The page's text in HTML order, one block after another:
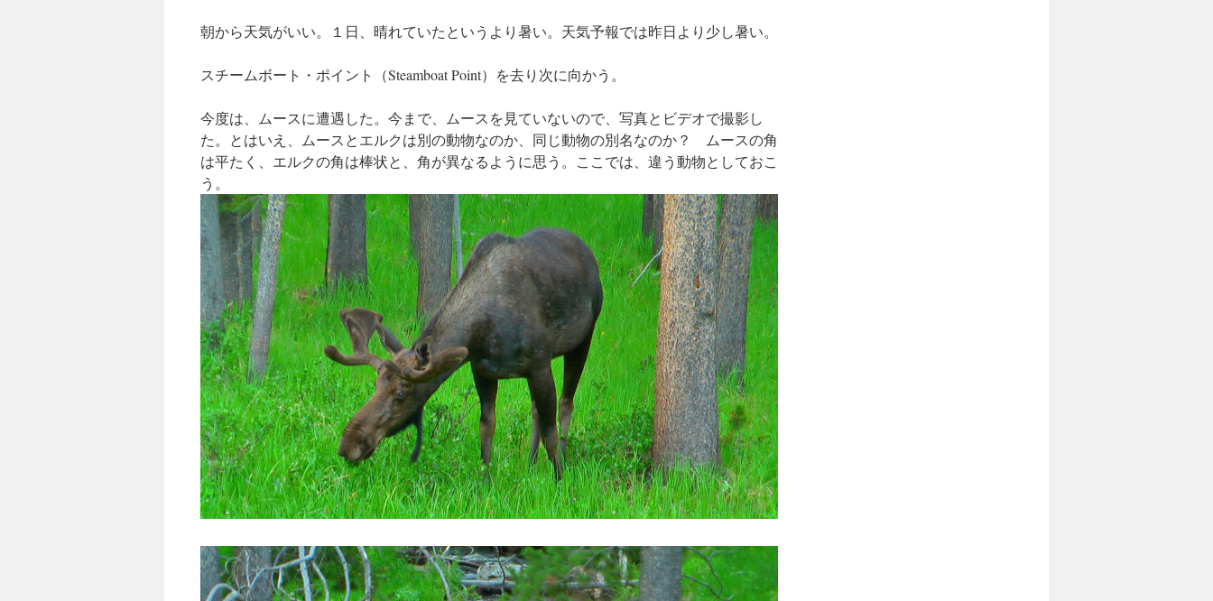
朝から天気がいい。１日、晴れていたというより暑い。天気予報では昨日より少し暑い。
スチームボート・ポイント（Steamboat Point）を去り次に向かう。
今度は、ムースに遭遇した。今まで、ムースを見ていないので、写真とビデオで撮影し
た。とはいえ、ムースとエルクは別の動物なのか、同じ動物の別名なのか？ ムースの角
は平たく、エルクの角は棒状と、角が異なるように思う。ここでは、違う動物としておこ
う。